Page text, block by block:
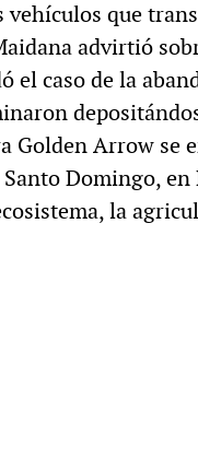
que
advirtió
el caso de la
Golden Arrow se
Domingo,
la